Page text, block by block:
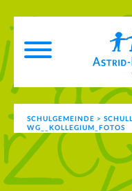
SCHULGEMEINDE >
WG__KOLLEGIUM_FOTOS